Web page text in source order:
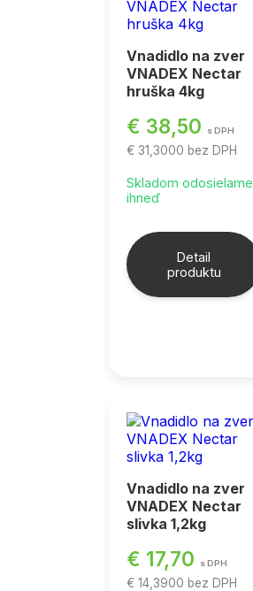
Vnadidlo na zver
VNADEX Nectar
hruška 4kg
€ 38,50 s DPH
€ 31,3000 bez DPH
Skladom odosielame
ihneď
Detail
produktu
Vnadidlo na zver
VNADEX Nectar
slivka 1,2kg
€ 17,70 s DPH
€ 14,3900 bez DPH